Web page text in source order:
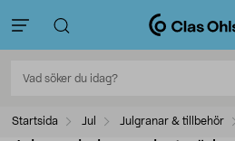
Startsida Jul Julgranar & tillbehör